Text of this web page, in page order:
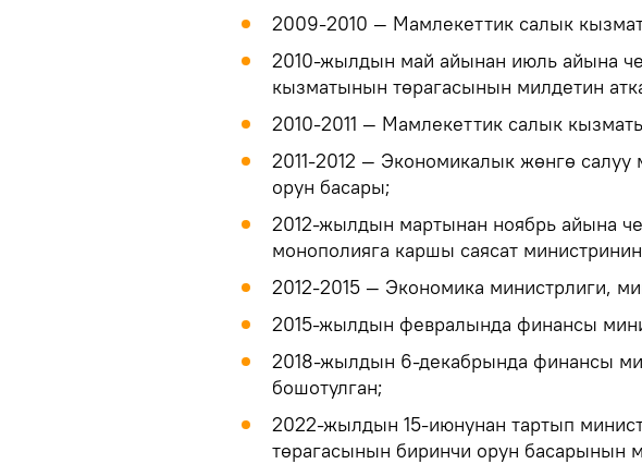
2009-2010 — Мамлекеттик салык
2010-жылдын май айынан июль айына
кызматынын төрагасынын милдетин
2010-2011 — Мамлекеттик салык
2011-2012 — Экономикалык жөнгө салуу
орун басары;
2012-жылдын мартынан ноябрь айына
монополияга каршы саясат
2012-2015 — Экономика министрлиги,
2015-жылдын февралында финансы
2018-жылдын 6-декабрында финансы
бошотулган;
2022-жылдын 15-июнунан тартып
төрагасынын биринчи орун басарынын